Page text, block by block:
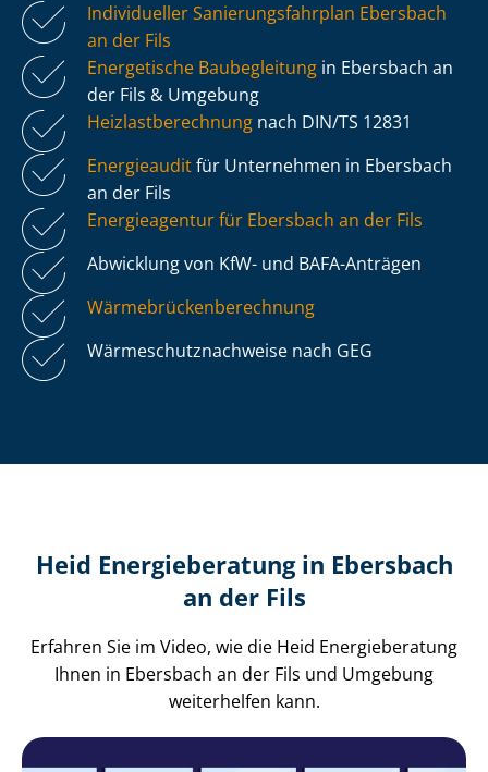
Individueller Sa­nie­rungs­fahr­plan Ebersbach
an der Fils
Energetische Baubegleitung in Ebersbach an
der Fils & Umgebung
Heiz­last­be­rech­nung nach DIN/TS 12831
Energieauditfür Unternehmen in Ebersbach
an der Fils
Energieagentur für Ebersbach an der Fils
Abwicklung von KfW- und BAFA-Anträgen
Wär­me­brü­cken­be­rech­nung
Wär­me­schutz­nach­wei­se nach GEG
Heid Energieberatung in Ebersbach
an der Fils
Erfahren Sie im Video, wie die Heid Energieberatung
Ihnen in Ebersbach an der Fils und Umgebung
weiterhelfen kann.